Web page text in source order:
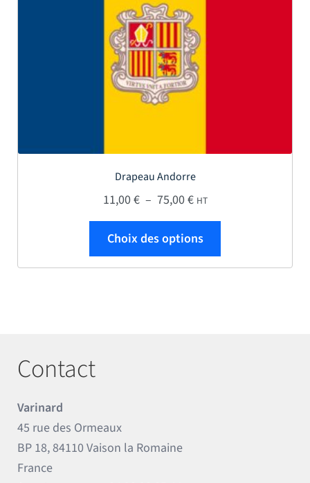
Drapeau Andorre
11,00€ – 75,00€Plage de prix : 11,00 €
HT
Choix des options
Contact
Varinard
45 rue des Ormeaux
BP 18, 84110 Vaison la Romaine
France